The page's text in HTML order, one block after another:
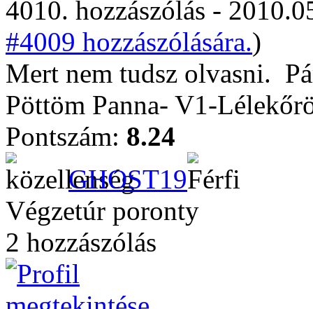
4010. hozzászólás -
#4009 hozzászólására.)
Mert nem tudsz olvasni.
Pöttöm Panna- V1-
Pontszám: 8.24
GHOST19
Végzetúr poronty
2 hozzászólás